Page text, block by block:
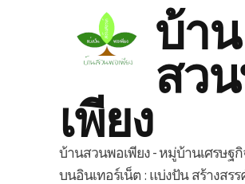
บ้าน
สว
เพียง
บ้านสวนพอเพียง - หมู่บ้านเศรษฐ
บนอินเทอร์เน็ต : แบ่งปัน สร้างสร